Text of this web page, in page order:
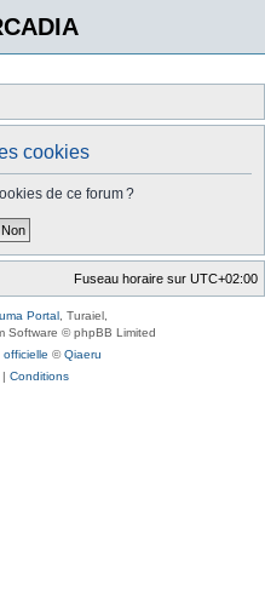
cookies
de ce forum ?
Fuseau horaire sur UTC+02:00
Portal , Turaiel,
Software © phpBB Limited
©Qiaeru
| Conditions